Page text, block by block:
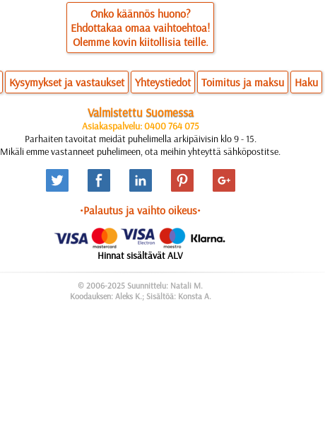
Onko käännös huono?
Ehdottakaa omaa vaihtoehtoa!
Olemme kovin kiitollisia teille.
Kysymykset ja vastaukset Yhteystiedot Toimitus ja maksu Haku
Valmistettu Suomessa
Asiakaspalvelu: 0400 764 075
Parhaiten tavoitat meidät puhelimella arkipäivisin klo 9 - 15.
Mikäli emme vastanneet puhelimeen, ota meihin yhteyttä sähköpostitse.
•Palautus ja vaihto oikeus•
Hinnat sisältävät ALV
© 2006-2025 Suunnittelu: Natali M.
Koodauksen: Aleks K.; Sisältöä: Konsta A.